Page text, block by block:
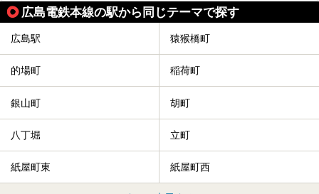
広島電鉄本線の駅から同じテーマで探す
広島駅 猿猴橋町
的場町 稲荷町
銀山町 胡町
八丁堀 立町
紙屋町東 紙屋町西